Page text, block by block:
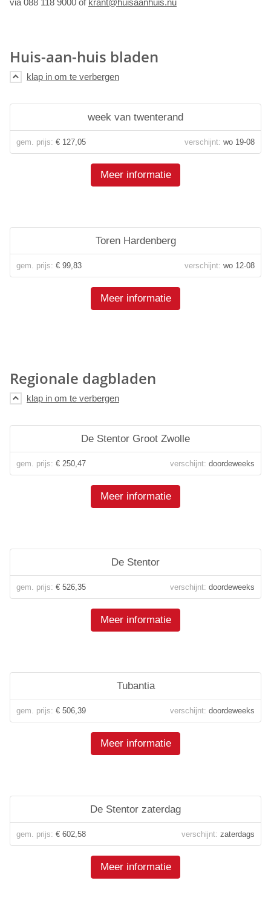
via 088 118 9000 of krant@huisaanhuis.nu
Huis-aan-huis bladen
week van twenterand
gem. prijs: € 127,05 verschijnt: wo 19-08
Meer informatie
Toren Hardenberg
gem. prijs: € 99,83 verschijnt: wo 12-08
Meer informatie
Regionale dagbladen
De Stentor Groot Zwolle
gem. prijs: € 250,47 verschijnt: doordeweeks
Meer informatie
De Stentor
gem. prijs: € 526,35 verschijnt: doordeweeks
Meer informatie
Tubantia
gem. prijs: € 506,39 verschijnt: doordeweeks
Meer informatie
De Stentor zaterdag
gem. prijs: € 602,58 verschijnt: zaterdags
Meer informatie